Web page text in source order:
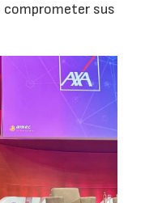
comprometer sus